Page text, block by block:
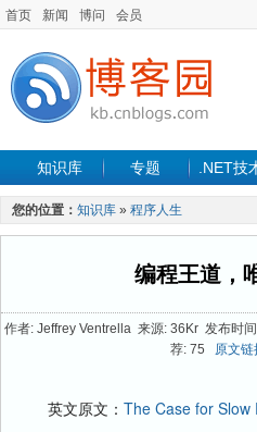
首页 新闻 博问 会员
知识库 专题 .NET技
手机开发 软件工程
最新文章
您的位置： 知识库 » 程序人生
编程王道，
作者: Jeffrey Ventrella 来源: 36Kr 发布时
荐: 75 原文链
英文原文： The Case for Slow